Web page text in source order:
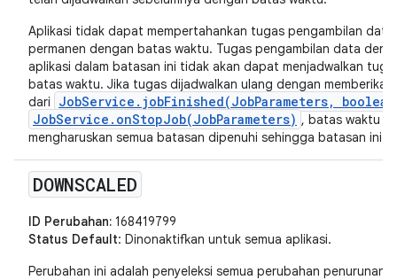
Aplikasi tidak dapat mempertahankan tugas pengambilan
permanen dengan batas waktu. Tugas pengambilan data
aplikasi dalam batasan ini tidak akan dapat menjadwalkan
batas waktu. Jika tugas dijadwalkan ulang dengan memberikan
dari
JobService.jobFinished(JobParameters,
JobService.onStopJob(JobParameters) , batas waktu
mengharuskan semua batasan dipenuhi sehingga batasan ini
DOWNSCALED
ID Perubahan: 168419799
Status Default: Dinonaktifkan untuk semua aplikasi.
Perubahan ini adalah penyeleksi semua perubahan penurunan